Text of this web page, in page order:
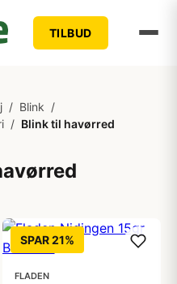
TILBUD
/ Blink /
/ Blink til havørred
SPAR 21%
FLADEN